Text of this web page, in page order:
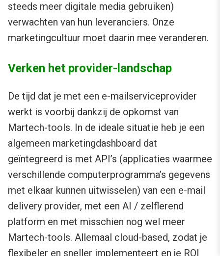
steeds meer digitale media gebruiken)
verwachten van hun leveranciers. Onze
marketingcultuur moet daarin mee veranderen.
Verken het provider-landschap
De tijd dat je met een e-mailserviceprovider
werkt is voorbij dankzij de opkomst van
Martech-tools. In de ideale situatie heb je een
algemeen marketingdashboard dat
geïntegreerd is met API’s (applicaties waarmee
verschillende computerprogramma’s gegevens
met elkaar kunnen uitwisselen) van een e-mail
delivery provider, met een AI / zelflerend
platform en met misschien nog wel meer
Martech-tools. Allemaal cloud-based, zodat je
flexibeler en sneller implementeert en je ROI